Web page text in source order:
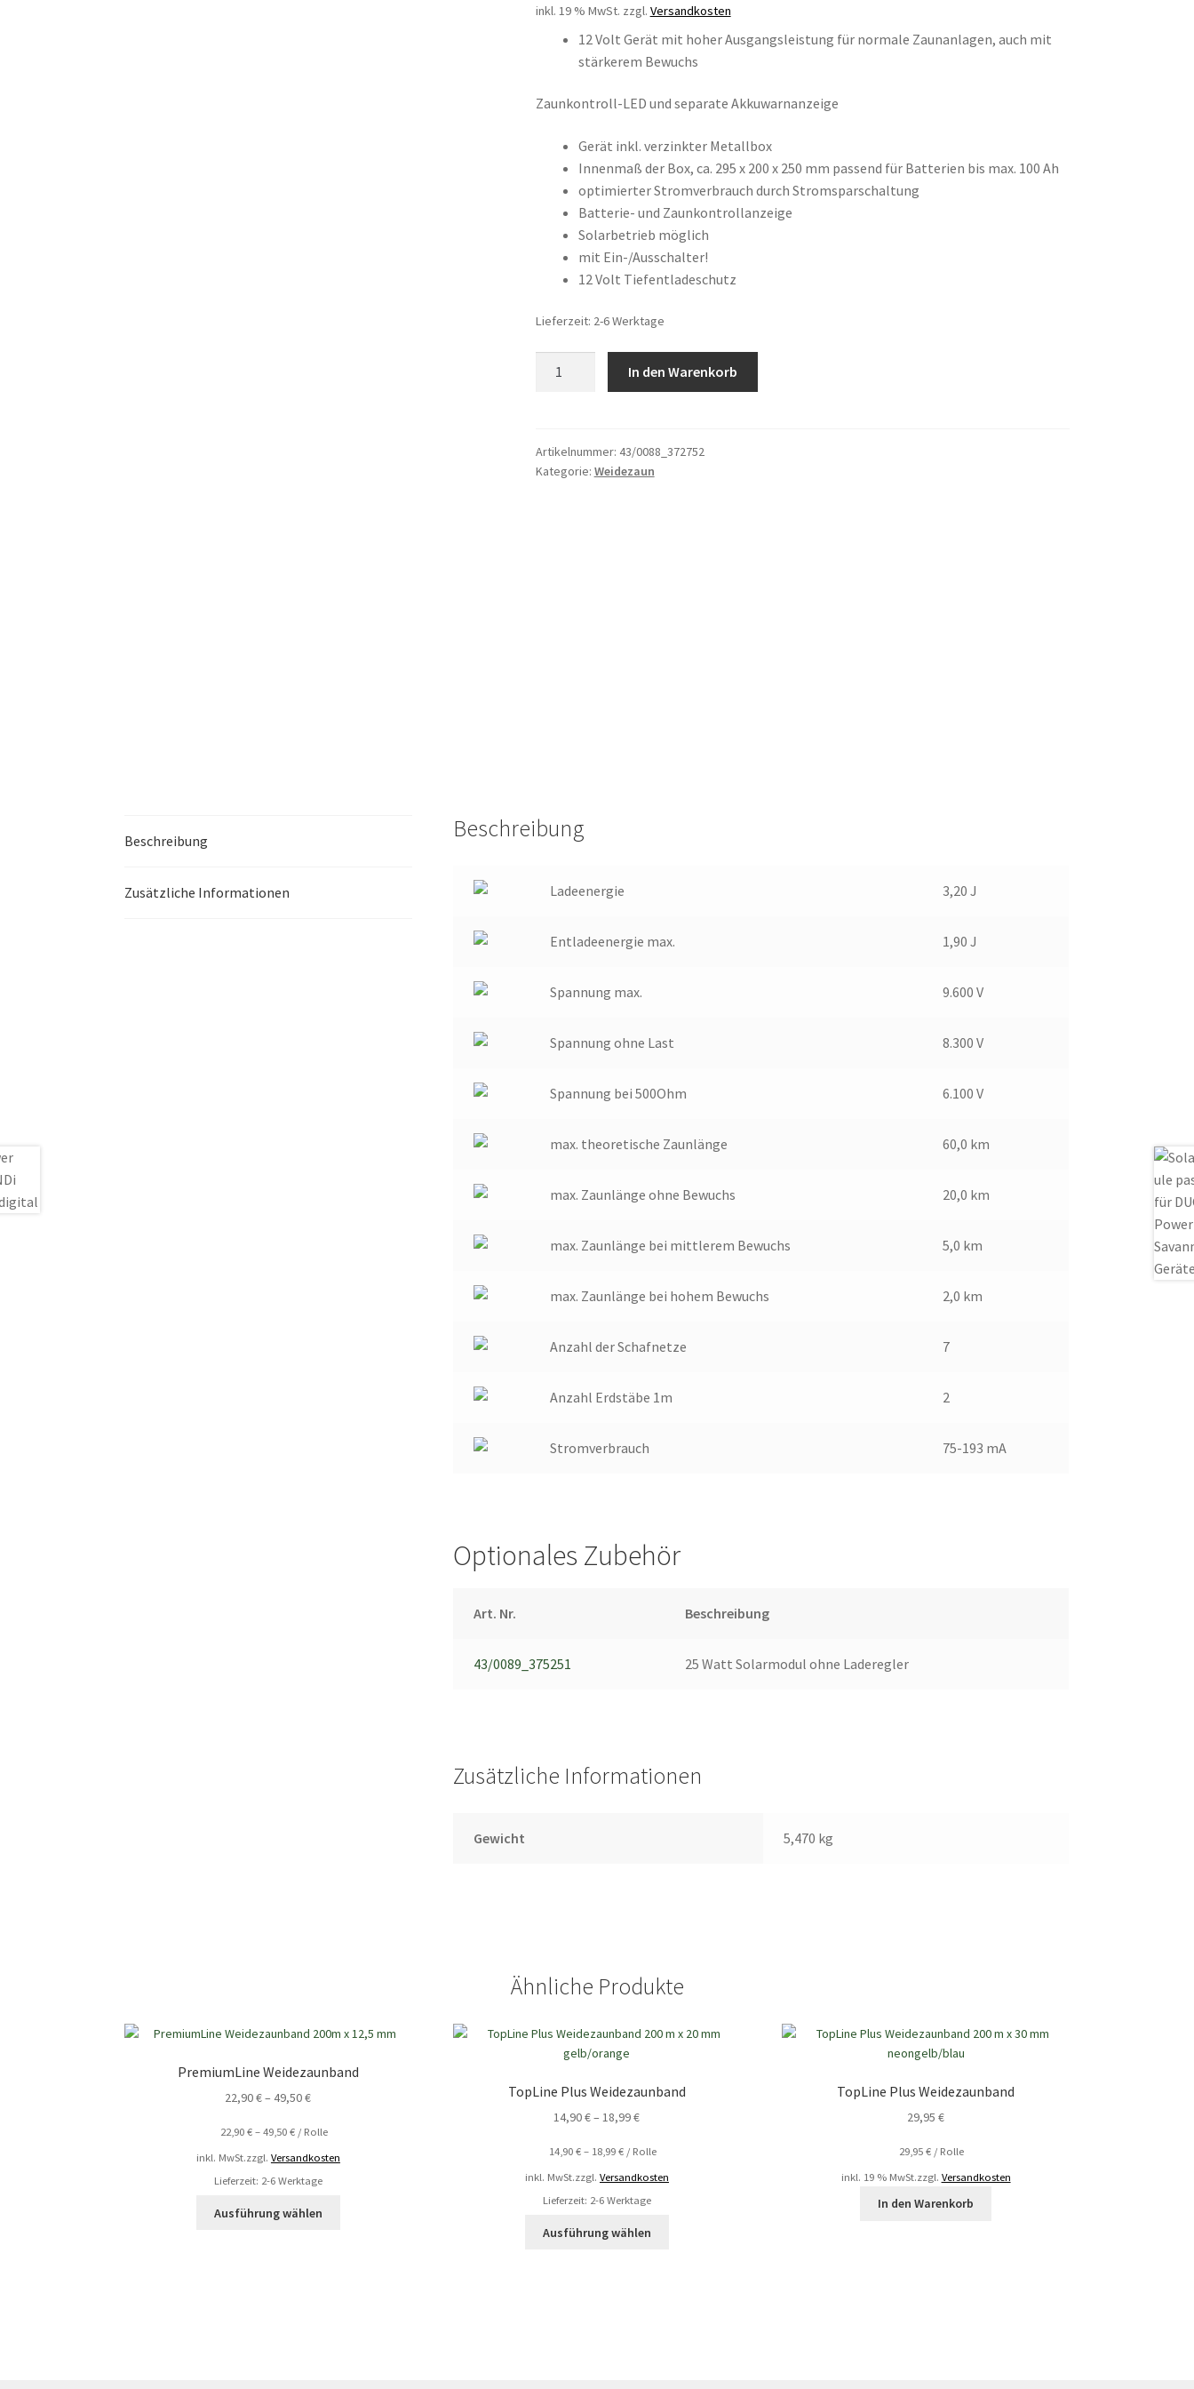
inkl. 19 % MwSt. zzgl. Versandkosten
12 Volt Gerät mit hoher Ausgangsleistung für normale Zaunanlagen, auch mit
stärkerem Bewuchs
Zaunkontroll-LED und separate Akkuwarnanzeige
Gerät inkl. verzinkter Metallbox
Innenmaß der Box, ca. 295 x 200 x 250 mm passend für Batterien bis max. 100 Ah
optimierter Stromverbrauch durch Stromsparschaltung
Batterie- und Zaunkontrollanzeige
Solarbetrieb möglich
mit Ein-/Ausschalter!
12 Volt Tiefentladeschutz
Lieferzeit: 2-6 Werktage
In den Warenkorb
Artikelnummer: 43/0088_372752
Kategorie: Weidezaun
Beschreibung
Zusätzliche Informationen
Beschreibung
Ladeenergie 3,20 J
Entladeenergie max. 1,90 J
Spannung max. 9.600 V
Spannung ohne Last 8.300 V
Spannung bei 500Ohm 6.100 V
max. theoretische Zaunlänge 60,0 km
max. Zaunlänge ohne Bewuchs 20,0 km
max. Zaunlänge bei mittlerem Bewuchs 5,0 km
max. Zaunlänge bei hohem Bewuchs 2,0 km
Anzahl der Schafnetze 7
Anzahl Erdstäbe 1m 2
Stromverbrauch 75-193 mA
Optionales Zubehör
Art. Nr. Beschreibung
43/0089_375251 25 Watt Solarmodul ohne Laderegler
Zusätzliche Informationen
Gewicht 5,470 kg
Ähnliche Produkte
PremiumLine Weidezaunband
22,90€–49,50€
22,90 €– 49,50 €/ Rolle
inkl. MwSt.zzgl. Versandkosten
Lieferzeit: 2-6 Werktage
Ausführung wählen
TopLine Plus Weidezaunband
14,90€–18,99€
14,90 €– 18,99 €/ Rolle
inkl. MwSt.zzgl. Versandkosten
Lieferzeit: 2-6 Werktage
Ausführung wählen
TopLine Plus Weidezaunband
29,95€
29,95 €/ Rolle
inkl. 19 % MwSt.zzgl. Versandkosten
In den Warenkorb